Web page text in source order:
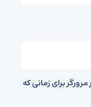
برای زمانی که